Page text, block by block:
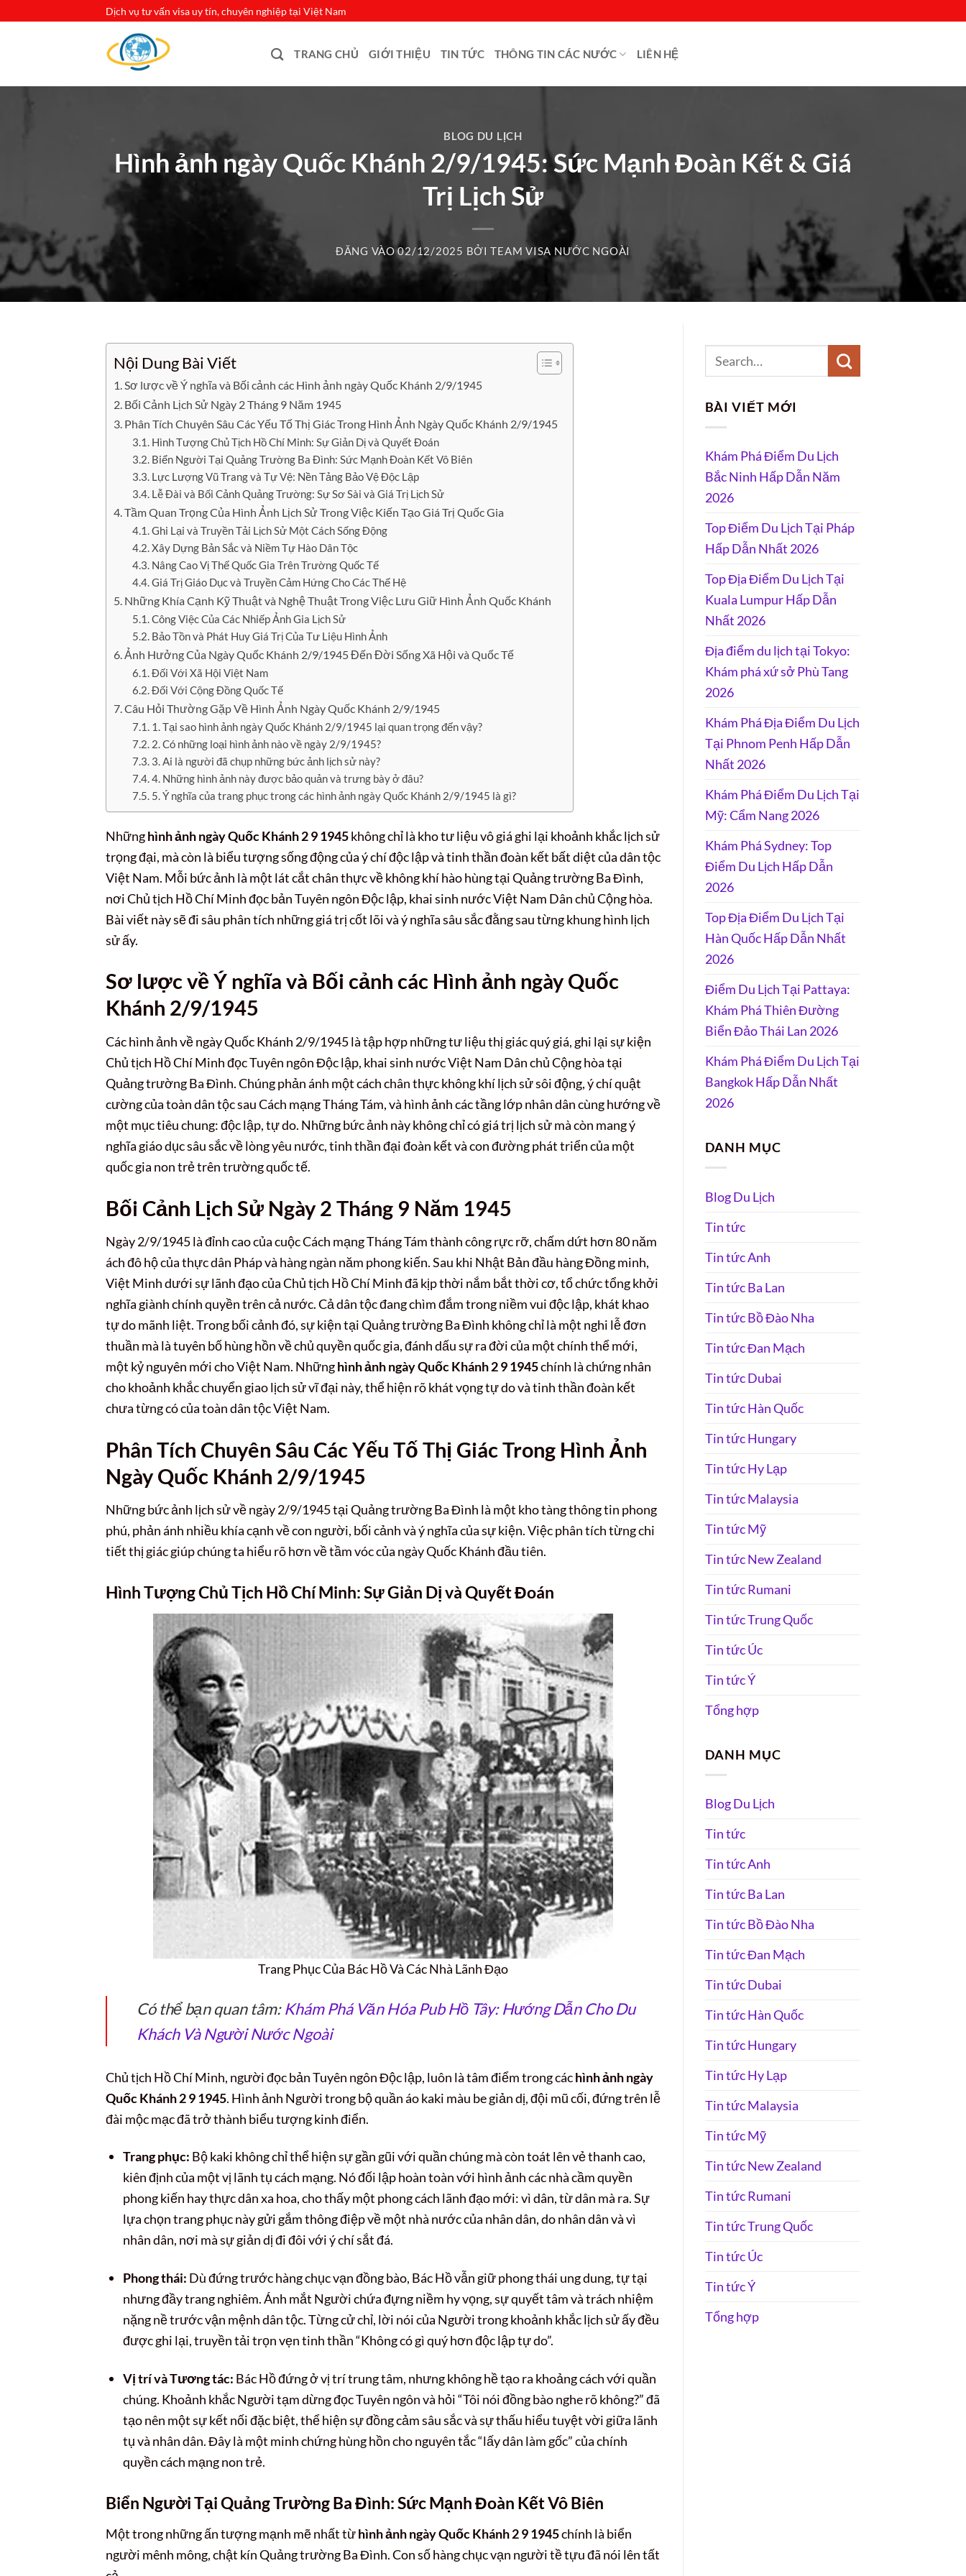
Dịch vụ tư vấn visa uy tín, chuyên nghiệp tại Việt Nam
TRANG CHỦ GIỚI THIỆU TIN TỨC THÔNG TIN CÁC NƯỚC LIÊN HỆ
BLOG DU LỊCH
Hình ảnh ngày Quốc Khánh 2/9/1945: Sức Mạnh Đoàn Kết & Giá
Trị Lịch Sử
ĐĂNG VÀO02/12/2025 BỞITEAM VISA NƯỚC NGOÀI
Nội Dung Bài Viết
Sơ lược về Ý nghĩa và Bối cảnh các Hình ảnh ngày Quốc Khánh 2/9/1945
Bối Cảnh Lịch Sử Ngày 2 Tháng 9 Năm 1945
Phân Tích Chuyên Sâu Các Yếu Tố Thị Giác Trong Hình Ảnh Ngày Quốc Khánh 2/9/1945
Hình Tượng Chủ Tịch Hồ Chí Minh: Sự Giản Dị và Quyết Đoán
Biển Người Tại Quảng Trường Ba Đình: Sức Mạnh Đoàn Kết Vô Biên
Lực Lượng Vũ Trang và Tự Vệ: Nền Tảng Bảo Vệ Độc Lập
Lễ Đài và Bối Cảnh Quảng Trường: Sự Sơ Sài và Giá Trị Lịch Sử
Tầm Quan Trọng Của Hình Ảnh Lịch Sử Trong Việc Kiến Tạo Giá Trị Quốc Gia
Ghi Lại và Truyền Tải Lịch Sử Một Cách Sống Động
Xây Dựng Bản Sắc và Niềm Tự Hào Dân Tộc
Nâng Cao Vị Thế Quốc Gia Trên Trường Quốc Tế
Giá Trị Giáo Dục và Truyền Cảm Hứng Cho Các Thế Hệ
Những Khía Cạnh Kỹ Thuật và Nghệ Thuật Trong Việc Lưu Giữ Hình Ảnh Quốc Khánh
Công Việc Của Các Nhiếp Ảnh Gia Lịch Sử
Bảo Tồn và Phát Huy Giá Trị Của Tư Liệu Hình Ảnh
Ảnh Hưởng Của Ngày Quốc Khánh 2/9/1945 Đến Đời Sống Xã Hội và Quốc Tế
Đối Với Xã Hội Việt Nam
Đối Với Cộng Đồng Quốc Tế
Câu Hỏi Thường Gặp Về Hình Ảnh Ngày Quốc Khánh 2/9/1945
1. Tại sao hình ảnh ngày Quốc Khánh 2/9/1945 lại quan trọng đến vậy?
2. Có những loại hình ảnh nào về ngày 2/9/1945?
3. Ai là người đã chụp những bức ảnh lịch sử này?
4. Những hình ảnh này được bảo quản và trưng bày ở đâu?
5. Ý nghĩa của trang phục trong các hình ảnh ngày Quốc Khánh 2/9/1945 là gì?
Nhữnghình ảnh ngày Quốc Khánh 2 9 1945không chỉ là kho tư liệu vô giá ghi lại khoảnh khắc lịch sử
trọng đại, mà còn là biểu tượng sống động của ý chí độc lập và tinh thần đoàn kết bất diệt của dân tộc
Việt Nam. Mỗi bức ảnh là một lát cắt chân thực về không khí hào hùng tại Quảng trường Ba Đình,
nơi Chủ tịch Hồ Chí Minh đọc bản Tuyên ngôn Độc lập, khai sinh nước Việt Nam Dân chủ Cộng hòa.
Bài viết này sẽ đi sâu phân tích những giá trị cốt lõi và ý nghĩa sâu sắc đằng sau từng khung hình lịch
sử ấy.
Sơ lược về Ý nghĩa và Bối cảnh các Hình ảnh ngày Quốc
Khánh 2/9/1945
Các hình ảnh về ngày Quốc Khánh 2/9/1945 là tập hợp những tư liệu thị giác quý giá, ghi lại sự kiện
Chủ tịch Hồ Chí Minh đọc Tuyên ngôn Độc lập, khai sinh nước Việt Nam Dân chủ Cộng hòa tại
Quảng trường Ba Đình. Chúng phản ánh một cách chân thực không khí lịch sử sôi động, ý chí quật
cường của toàn dân tộc sau Cách mạng Tháng Tám, và hình ảnh các tầng lớp nhân dân cùng hướng về
một mục tiêu chung: độc lập, tự do. Những bức ảnh này không chỉ có giá trị lịch sử mà còn mang ý
nghĩa giáo dục sâu sắc về lòng yêu nước, tinh thần đại đoàn kết và con đường phát triển của một
quốc gia non trẻ trên trường quốc tế.
Bối Cảnh Lịch Sử Ngày 2 Tháng 9 Năm 1945
Ngày 2/9/1945 là đỉnh cao của cuộc Cách mạng Tháng Tám thành công rực rỡ, chấm dứt hơn 80 năm
ách đô hộ của thực dân Pháp và hàng ngàn năm phong kiến. Sau khi Nhật Bản đầu hàng Đồng minh,
Việt Minh dưới sự lãnh đạo của Chủ tịch Hồ Chí Minh đã kịp thời nắm bắt thời cơ, tổ chức tổng khởi
nghĩa giành chính quyền trên cả nước. Cả dân tộc đang chìm đắm trong niềm vui độc lập, khát khao
tự do mãnh liệt. Trong bối cảnh đó, sự kiện tại Quảng trường Ba Đình không chỉ là một nghi lễ đơn
thuần mà là tuyên bố hùng hồn về chủ quyền quốc gia, đánh dấu sự ra đời của một chính thể mới,
một kỷ nguyên mới cho Việt Nam. Nhữnghình ảnh ngày Quốc Khánh 2 9 1945chính là chứng nhân
cho khoảnh khắc chuyển giao lịch sử vĩ đại này, thể hiện rõ khát vọng tự do và tinh thần đoàn kết
chưa từng có của toàn dân tộc Việt Nam.
Phân Tích Chuyên Sâu Các Yếu Tố Thị Giác Trong Hình Ảnh
Ngày Quốc Khánh 2/9/1945
Những bức ảnh lịch sử về ngày 2/9/1945 tại Quảng trường Ba Đình là một kho tàng thông tin phong
phú, phản ánh nhiều khía cạnh về con người, bối cảnh và ý nghĩa của sự kiện. Việc phân tích từng chi
tiết thị giác giúp chúng ta hiểu rõ hơn về tầm vóc của ngày Quốc Khánh đầu tiên.
Hình Tượng Chủ Tịch Hồ Chí Minh: Sự Giản Dị và Quyết Đoán
Trang Phục Của Bác Hồ Và Các Nhà Lãnh Đạo
Có thể bạn quan tâm:Khám Phá Văn Hóa Pub Hồ Tây: Hướng Dẫn Cho Du
Khách Và Người Nước Ngoài
Chủ tịch Hồ Chí Minh, người đọc bản Tuyên ngôn Độc lập, luôn là tâm điểm trong cáchình ảnh ngày
Quốc Khánh 2 9 1945. Hình ảnh Người trong bộ quần áo kaki màu be giản dị, đội mũ cối, đứng trên lễ
đài mộc mạc đã trở thành biểu tượng kinh điển.
Trang phục: Bộ kaki không chỉ thể hiện sự gần gũi với quần chúng mà còn toát lên vẻ thanh cao,
kiên định của một vị lãnh tụ cách mạng. Nó đối lập hoàn toàn với hình ảnh các nhà cầm quyền
phong kiến hay thực dân xa hoa, cho thấy một phong cách lãnh đạo mới: vì dân, từ dân mà ra. Sự
lựa chọn trang phục này gửi gắm thông điệp về một nhà nước của nhân dân, do nhân dân và vì
nhân dân, nơi mà sự giản dị đi đôi với ý chí sắt đá.
Phong thái: Dù đứng trước hàng chục vạn đồng bào, Bác Hồ vẫn giữ phong thái ung dung, tự tại
nhưng đầy trang nghiêm. Ánh mắt Người chứa đựng niềm hy vọng, sự quyết tâm và trách nhiệm
nặng nề trước vận mệnh dân tộc. Từng cử chỉ, lời nói của Người trong khoảnh khắc lịch sử ấy đều
được ghi lại, truyền tải trọn vẹn tinh thần “Không có gì quý hơn độc lập tự do”.
Vị trí và Tương tác: Bác Hồ đứng ở vị trí trung tâm, nhưng không hề tạo ra khoảng cách với quần
chúng. Khoảnh khắc Người tạm dừng đọc Tuyên ngôn và hỏi “Tôi nói đồng bào nghe rõ không?” đã
tạo nên một sự kết nối đặc biệt, thể hiện sự đồng cảm sâu sắc và sự thấu hiểu tuyệt vời giữa lãnh
tụ và nhân dân. Đây là một minh chứng hùng hồn cho nguyên tắc “lấy dân làm gốc” của chính
quyền cách mạng non trẻ.
Biển Người Tại Quảng Trường Ba Đình: Sức Mạnh Đoàn Kết Vô Biên
Một trong những ấn tượng mạnh mẽ nhất từhình ảnh ngày Quốc Khánh 2 9 1945chính là biển
người mênh mông, chật kín Quảng trường Ba Đình. Con số hàng chục vạn người tề tựu đã nói lên tất
BÀI VIẾT MỚI
Khám Phá Điểm Du Lịch
Bắc Ninh Hấp Dẫn Năm
2026
Top Điểm Du Lịch Tại Pháp
Hấp Dẫn Nhất 2026
Top Địa Điểm Du Lịch Tại
Kuala Lumpur Hấp Dẫn
Nhất 2026
Địa điểm du lịch tại Tokyo:
Khám phá xứ sở Phù Tang
2026
Khám Phá Địa Điểm Du Lịch
Tại Phnom Penh Hấp Dẫn
Nhất 2026
Khám Phá Điểm Du Lịch Tại
Mỹ: Cẩm Nang 2026
Khám Phá Sydney: Top
Điểm Du Lịch Hấp Dẫn
2026
Top Địa Điểm Du Lịch Tại
Hàn Quốc Hấp Dẫn Nhất
2026
Điểm Du Lịch Tại Pattaya:
Khám Phá Thiên Đường
Biển Đảo Thái Lan 2026
Khám Phá Điểm Du Lịch Tại
Bangkok Hấp Dẫn Nhất
2026
DANH MỤC
Blog Du Lịch
Tin tức
Tin tức Anh
Tin tức Ba Lan
Tin tức Bồ Đào Nha
Tin tức Đan Mạch
Tin tức Dubai
Tin tức Hàn Quốc
Tin tức Hungary
Tin tức Hy Lạp
Tin tức Malaysia
Tin tức Mỹ
Tin tức New Zealand
Tin tức Rumani
Tin tức Trung Quốc
Tin tức Úc
Tin tức Ý
Tổng hợp
DANH MỤC
Blog Du Lịch
Tin tức
Tin tức Anh
Tin tức Ba Lan
Tin tức Bồ Đào Nha
Tin tức Đan Mạch
Tin tức Dubai
Tin tức Hàn Quốc
Tin tức Hungary
Tin tức Hy Lạp
Tin tức Malaysia
Tin tức Mỹ
Tin tức New Zealand
Tin tức Rumani
Tin tức Trung Quốc
Tin tức Úc
Tin tức Ý
Tổng hợp